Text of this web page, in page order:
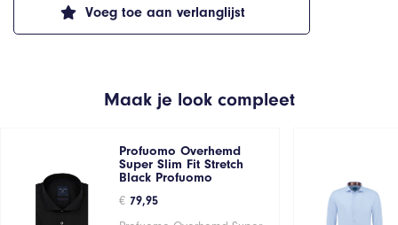
Voeg toe aan verlanglijst
Maak je look compleet
Profuomo Overhemd
Super Slim Fit Stretch
Black Profuomo
€ 79,95